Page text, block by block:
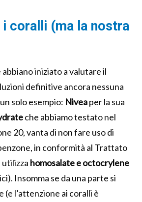
i coralli (ma la nostra
abbiano iniziato a valutare il
definitive ancora nessuna
solo esempio: Niveaper la sua
che abbiamo testato nel
20, vanta di non fare uso di
in conformità al Trattato
utilizza homosalate e octocrylene
Insomma se da una parte si
(e l’attenzione ai coralli è